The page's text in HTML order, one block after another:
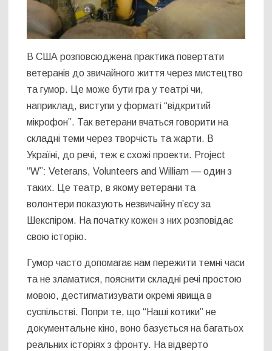
В США розповсюджена практика повертати
ветеранів до звичайного життя через мистецтво
та гумор. Це може бути гра у театрі чи,
наприклад, виступи у форматі “відкритий
мікрофон”. Так ветерани вчаться говорити на
складні теми через творчість та жарти. В
Україні, до речі, теж є схожі проекти. Project
“W”: Veterans, Volunteers and William — один з
таких. Це театр, в якому ветерани та
волонтери показують незвичайну п’єсу за
Шекспіром. На початку кожен з них розповідає
свою історію.
Гумор часто допомагає нам пережити темні часи
та не зламатися, пояснити складні речі простою
мовою, дестигматизувати окремі явища в
суспільстві. Попри те, що “Наші котики” не
документальне кіно, воно базується на багатьох
реальних історіях з фронту. На відверто